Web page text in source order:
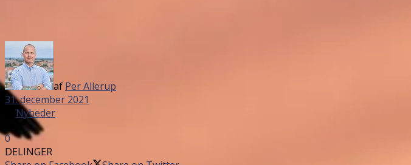
af Per Allerup
31. december 2021
Nyheder
0
DELINGER